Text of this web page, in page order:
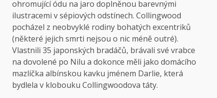
ohromující ódu na jaro doplněnou barevnými
ilustracemi v sépiových odstínech. Collingwood
pocházel z neobvyklé rodiny bohatých excentriků
(některé jejich smrti nejsou o nic méně outré).
Vlastnili 35 japonských bradáčů, brávali své vrabce
na dovolené po Nilu a dokonce měli jako domácího
mazlíčka albínskou kavku jménem Darlie, která
bydlela v klobouku Collingwoodova táty.